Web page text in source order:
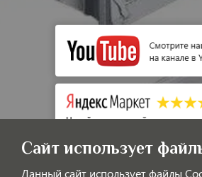
Сайт использует
Данный сайт использует файлы